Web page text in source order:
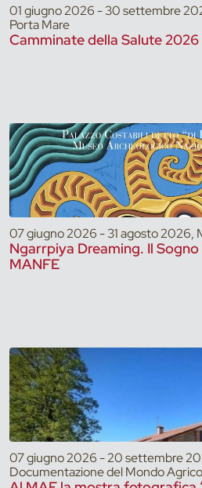
01 giugno 2026 - 30 settembre
Porta Mare
Camminate della Salute 2026
07 giugno 2026 - 31 agosto 2026,
Ngarrpiya Dreaming. Il Sogno
MANFE
07 giugno 2026 - 20 settembre
Documentazione del Mondo